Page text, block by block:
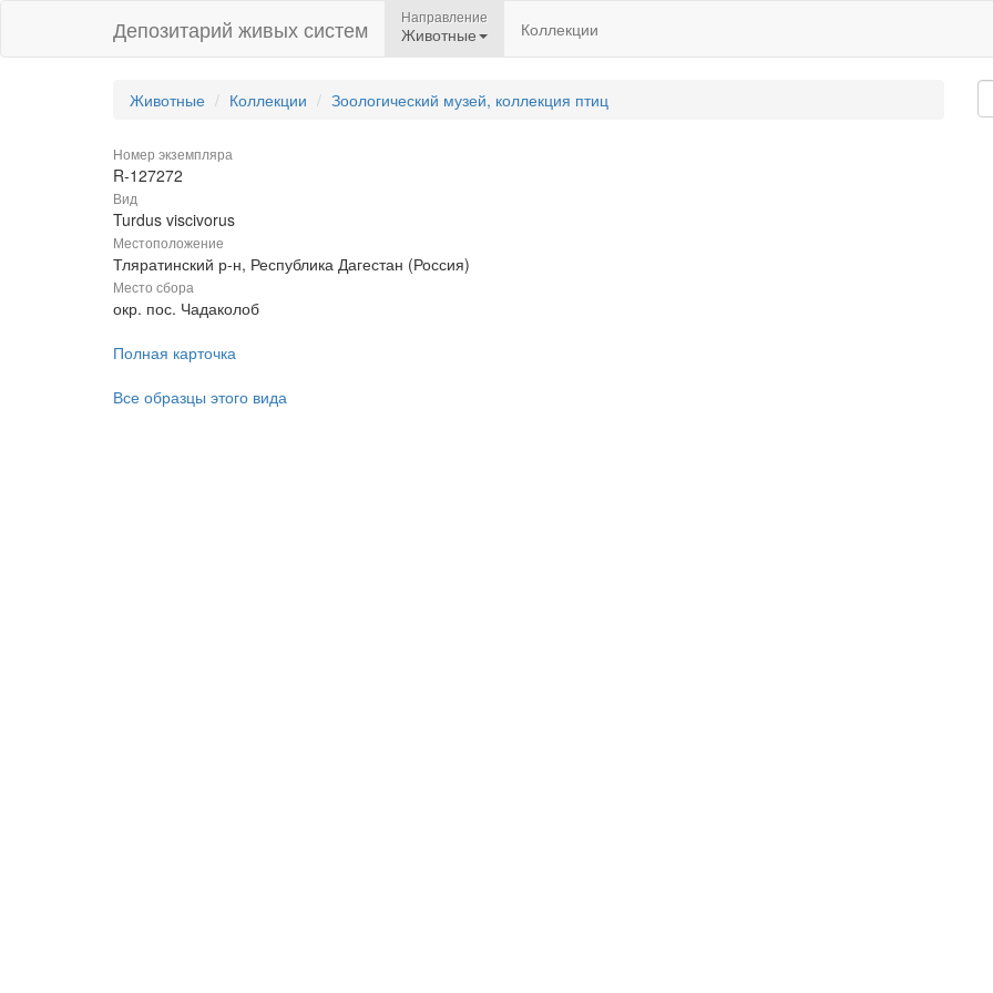
Депозитарий живых систем Направление
Животные Коллекции
Животные Коллекции Зоологический музей, коллекция птиц
Номер экземпляра
R-127272
Вид
Turdus viscivorus
Местоположение
Тляратинский р-н, Республика Дагестан (Россия)
Место сбора
окр. пос. Чадаколоб
Полная карточка
Все образцы этого вида